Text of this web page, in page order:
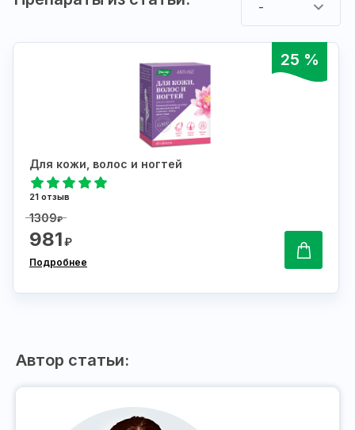
-
25 %
Для кожи, волос и ногтей
21 отзыв
1309₽
981₽
Подробнее
Автор статьи: